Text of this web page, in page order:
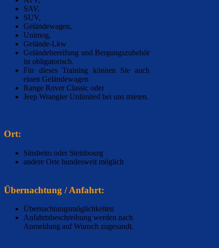
SAV,
SUV,
Geländewagen,
Unimog,
Gelände-Lkw
Geländebereifung und Bergungszubehör
ist obligatorisch.
Für dieses Training können Sie auch
einen Geländewagen
Range Rover Classic oder
Jeep Wrangler Unlimited bei uns mieten.
Ort:
Sinsheim oder Steinbourg
andere Orte bundesweit möglich
Übernachtung / Anfahrt:
Übernachtungsmöglichkeiten
Anfahrtsbeschreibung werden nach
Anmeldung auf Wunsch zugesandt.